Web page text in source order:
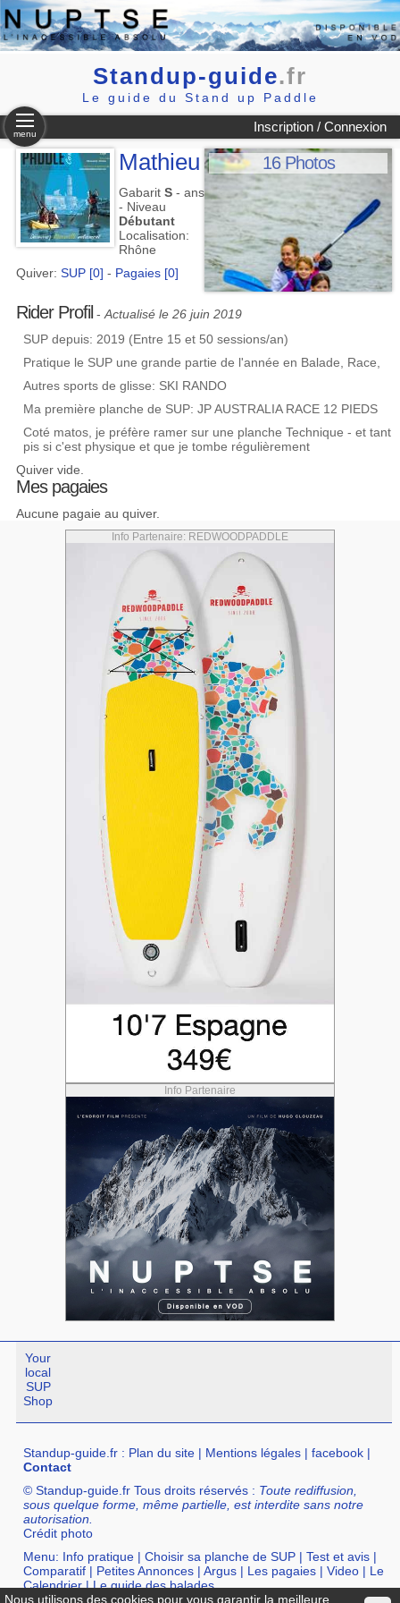
Standup-guide.fr
Le guide du Stand up Paddle
Inscription / Connexion
menu
16 Photos
Mathieu
Gabarit S- ans
- Niveau
Débutant
Localisation:
Rhône
Quiver: SUP [0] - Pagaies [0]
Rider Profil - Actualisé le 26 juin 2019
SUP depuis: 2019 (Entre 15 et 50 sessions/an)
Pratique le SUP une grande partie de l'année en Balade, Race,
Autres sports de glisse: SKI RANDO
Ma première planche de SUP: JP AUSTRALIA RACE 12 PIEDS
Coté matos, je préfère ramer sur une planche Technique - et tant
pis si c'est physique et que je tombe régulièrement
Quiver vide.
Mes pagaies
Aucune pagaie au quiver.
Info Partenaire: REDWOODPADDLE
Info Partenaire
Your
local
SUP
Shop
Standup-guide.fr : Plan du site | Mentions légales |facebook |
Contact
© Standup-guide.fr Tous droits réservés : Toute rediffusion,
sous quelque forme, même partielle, est interdite sans notre
autorisation.
Crédit photo
Menu: Info pratique |Choisir sa planche de SUP |Test et avis |
Comparatif | Petites Annonces |Argus | Les pagaies |Video | Le
Calendrier|Le guide des balades
Nous utilisons des cookies pour vous garantir la meilleure